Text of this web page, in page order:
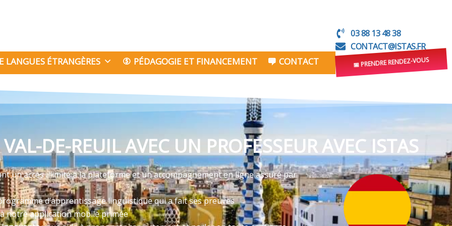
LANGUES ÉTRANGÈRES PÉDAGOGIE ET FINANCEMENT CONTACT
03 88 13 48 38
CONTACT@ISTAS.FR
📅 PRENDRE RENDEZ-VOUS
DE-REUIL AVEC UN PROFESSEUR AVEC ISTAS
un accès illimité à la plateforme et un accompagnement en ligne assuré par
d’apprentissage linguistique qui a fait ses preuves
notre application mobile primée